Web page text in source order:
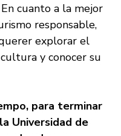
cuanto a la mejor
responsable,
explorar el
y conocer su
para terminar
Universidad de